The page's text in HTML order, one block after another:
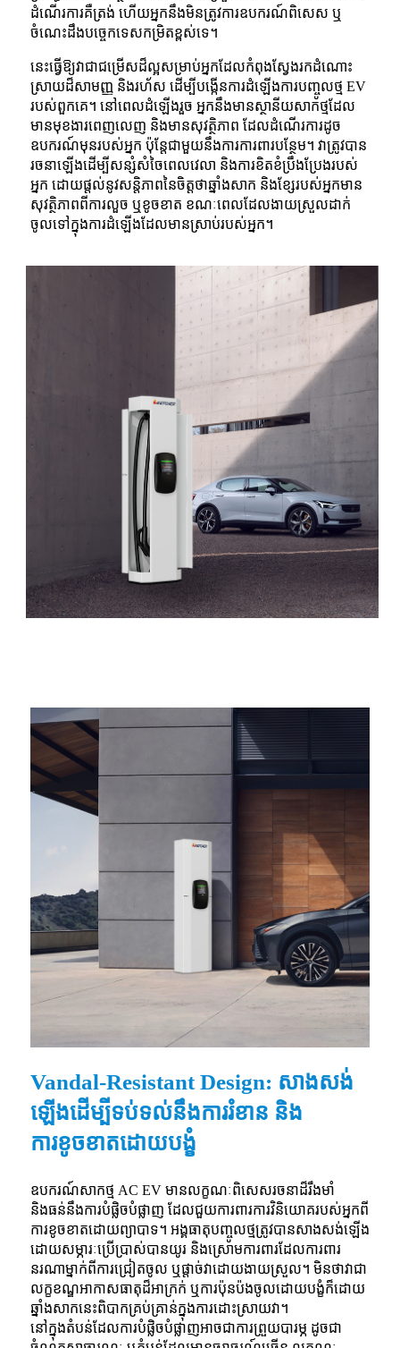
ដំណើរការគឺត្រង់ ហើយអ្នកនឹងមិនត្រូវការឧបករណ៍ពិសេស ឬ
ចំណេះដឹងបច្ចេកទេសកម្រិតខ្ពស់ទេ។
នេះធ្វើឱ្យវាជាជម្រើសដ៏ល្អសម្រាប់អ្នកដែលកំពុងស្វែងរកដំណោះ
ស្រាយដ៏សាមញ្ញ និងរហ័ស ដើម្បីបង្កើនការដំឡើងការបញ្ចូលថ្ម EV
របស់ពួកគេ។ នៅពេលដំឡើងរួច អ្នកនឹងមានស្ថានីយសាកថ្មដែល
មានមុខងារពេញលេញ និងមានសុវត្ថិភាព ដែលដំណើរការដូច
ឧបករណ៍មុនរបស់អ្នក ប៉ុន្តែជាមួយនឹងការការពារបន្ថែម។ វាត្រូវបាន
រចនាឡើងដើម្បីសន្សំសំចៃពេលវេលា និងការខិតខំប្រឹងប្រែងរបស់
អ្នក ដោយផ្តល់នូវសន្តិភាពនៃចិត្តថាឆ្នាំងសាក និងខ្សែរបស់អ្នកមាន
សុវត្ថិភាពពីការលួច ឬខូចខាត ខណៈពេលដែលងាយស្រួលដាក់
ចូលទៅក្នុងការដំឡើងដែលមានស្រាប់របស់អ្នក។
Vandal-Resistant Design: សាងសង់
ឡើងដើម្បីទប់ទល់នឹងការរំខាន និង
ការខូចខាតដោយបង្ខំ
ឧបករណ៍សាកថ្ម AC EV មានលក្ខណៈពិសេសរចនាដ៏រឹងមាំ
និងធន់នឹងការបំផ្លិចបំផ្លាញ ដែលជួយការពារការវិនិយោគរបស់អ្នកពី
ការខូចខាតដោយព្យាបាទ។ អង្គធាតុបញ្ចូលថ្មត្រូវបានសាងសង់ឡើង
ដោយសម្ភារៈប្រើប្រាស់បានយូរ និងស្រោមការពារដែលការពារ
នរណាម្នាក់ពីការជ្រៀតចូល ឬផ្តាច់វាដោយងាយស្រួល។ មិនថាវាជា
លក្ខខណ្ឌអាកាសធាតុដ៏អាក្រក់ ឬការប៉ុនប៉ងចូលដោយបង្ខំក៏ដោយ
ឆ្នាំងសាកនេះពិបាកគ្រប់គ្រាន់ក្នុងការដោះស្រាយវា។
នៅក្នុងតំបន់ដែលការបំផ្លិចបំផ្លាញអាចជាការព្រួយបារម្ភ ដូចជា